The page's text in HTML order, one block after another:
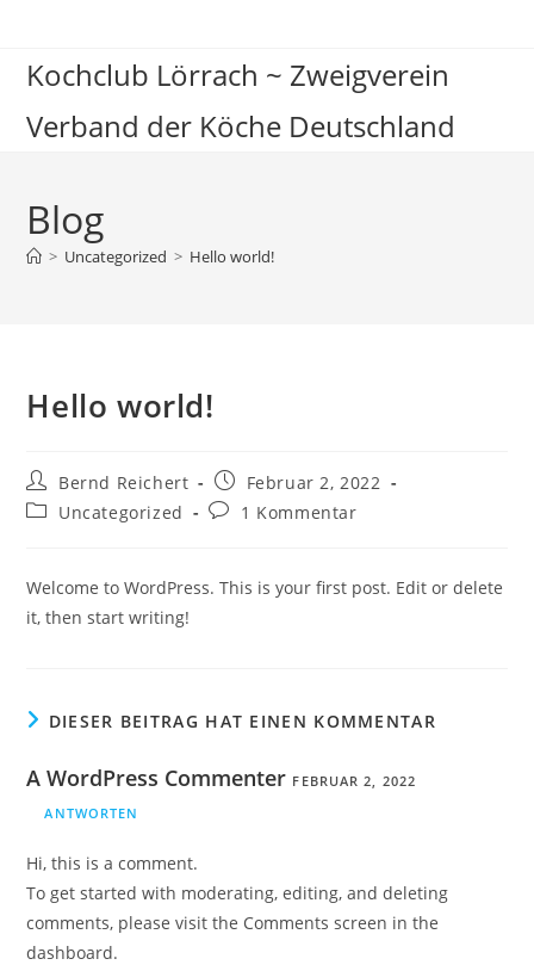
springen
Kochclub Lörrach ~ Zweigverein
Verband der Köche Deutschland
Blog
> Uncategorized > Hello world!
Hello world!
Beitrags-
Autor:
Bernd Reichert
Beitrag
veröffentlicht:
Februar 2, 2022
Beitrags-
Uncategorized
Beitrags-
1 Kommentar
Welcome to WordPress. This is your first post. Edit or delete
it, then start writing!
DIESER BEITRAG HAT EINEN KOMMENTAR
A WordPress Commenter FEBRUAR 2, 2022
ANTWORTEN
Hi, this is a comment.
To get started with moderating, editing, and deleting
comments, please visit the Comments screen in the
dashboard.